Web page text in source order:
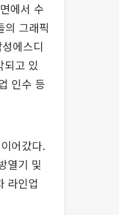
에서 수
의 그래픽
에스디
고 있
인수 등
어갔다.
열기 및
라인업